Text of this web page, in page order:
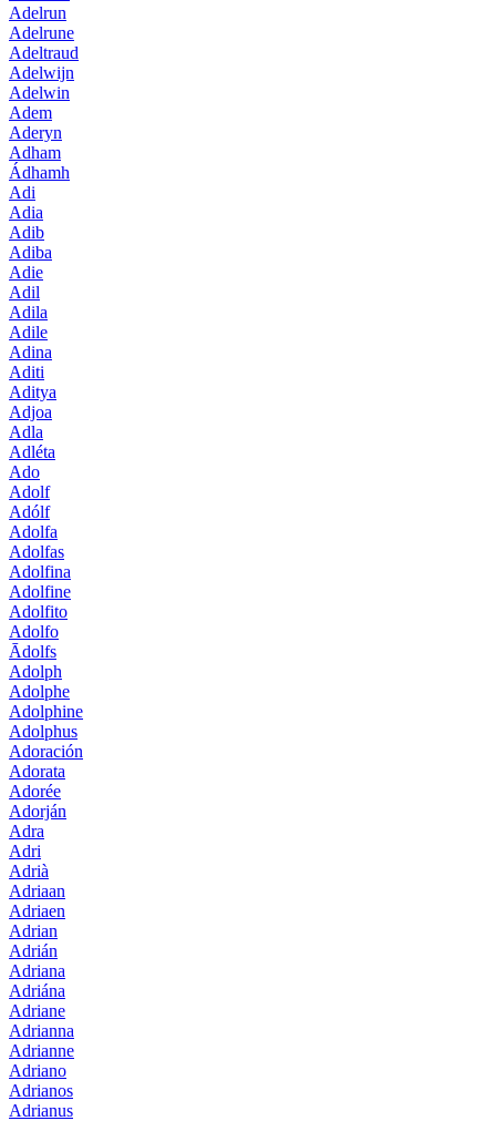
Adelrun
Adelrune
Adeltraud
Adelwijn
Adelwin
Adem
Aderyn
Adham
Ádhamh
Adi
Adia
Adib
Adiba
Adie
Adil
Adila
Adile
Adina
Aditi
Aditya
Adjoa
Adla
Adléta
Ado
Adolf
Adólf
Adolfa
Adolfas
Adolfina
Adolfine
Adolfito
Adolfo
Ādolfs
Adolph
Adolphe
Adolphine
Adolphus
Adoración
Adorata
Adorée
Adorján
Adra
Adri
Adrià
Adriaan
Adriaen
Adrian
Adrián
Adriana
Adriána
Adriane
Adrianna
Adrianne
Adriano
Adrianos
Adrianus